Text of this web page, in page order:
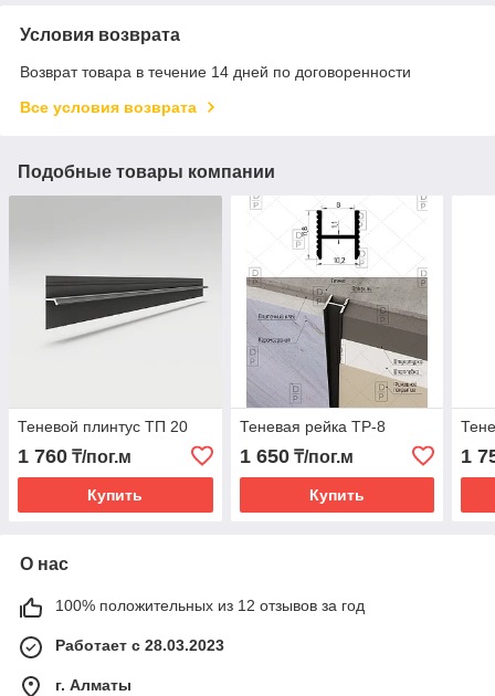
Условия возврата
Возврат товара в течение 14 дней по договоренности
Все условия возврата
Подобные товары компании
Теневой плинтус ТП 20
1 760 ₸/пог.м
Купить
Теневая рейка ТР-8
1 650₸/пог.м
Купить
1
О нас
100% положительных из 12 отзывов за год
Работает с 28.03.2023
г. Алматы